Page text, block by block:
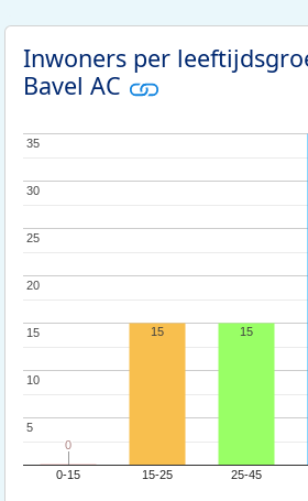
Inwoners per
Bavel AC
0-15 15-25 25-45
5
5
10
10
15
15
20
20
25
25
30
30
35
35
0
0
15 15